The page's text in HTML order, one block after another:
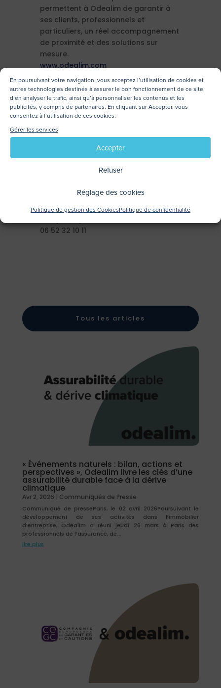
En poursuivant votre navigation, vous acceptez l’utilisation de cookies et
autres technologies destinés à assurer le bon fonctionnement de ce site,
d’en analyser le trafic, ainsi qu’à personnaliser les contenus et les
publicités, y compris de partenaires. En cliquant sur Accepter, vous
consentez à l’utilisation de ces cookies.
Gérer les services
Accepter
Refuser
Réglage des cookies
Politique de gestion des CookiesPolitique de confidentialité
permettent à Odealim de garantir à
ses clients, professionnels et
particuliers, un réel accompagnement
de proximité et des solutions sur
mesure.
www.odealim.com
Contacts presse
Agence EPOKA pour Odealim
06 07 55 25 52
Nicolas Crépin
06 52 32 10 11
Tous les articles
« Événements naturels : bilan, actions et
perspectives », Odealim livre les clés d’une
assurabilité durable face à la dérive
climatique
Avr 2, 2026 | Communiqués de Presse
Communiqué de presseParis, le 02 avril 2026Poursuivant le
développement de ses activités dans l’immobilier
d’entreprise, Odealim a réuni jeudi 26 mars à Paris des
professionnels de l’assurance, de...
lire plus